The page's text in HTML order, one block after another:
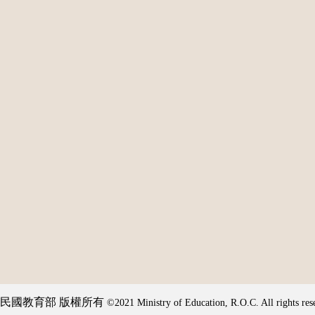
國教育部 版權所有 ©2021 Ministry of Education, R.O.C. All rights